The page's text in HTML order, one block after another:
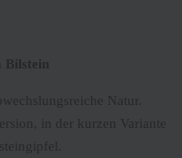
Bilstein
Natur.
in der kurzen Variante